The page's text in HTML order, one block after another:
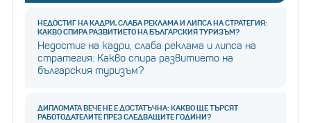
НЕДОСТИГ НА КАДРИ, СЛАБА РЕКЛАМА И ЛИПСА НА СТРАТЕГИЯ:
КАКВО СПИРА РАЗВИТИЕТО НА БЪЛГАРСКИЯ ТУРИЗЪМ?
Недостиг на кадри, слаба реклама и липса на
стратегия: Какво спира развитието на
българския туризъм?
ДИПЛОМАТА ВЕЧЕ НЕ Е ДОСТАТЪЧНА: КАКВО ЩЕ ТЪРСЯТ
РАБОТОДАТЕЛИТЕ ПРЕЗ СЛЕДВАЩИТЕ ГОДИНИ?